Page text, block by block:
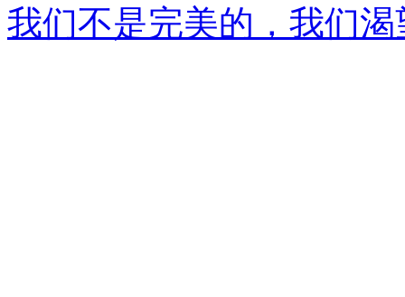
我们不是完美的，我们